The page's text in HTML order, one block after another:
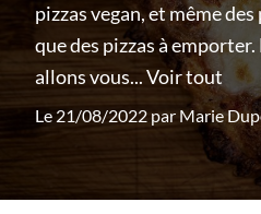
pizzas vegan, et même
que des pizzas à
allons vous...Voir tout
Le 21/08/2022 par Marie